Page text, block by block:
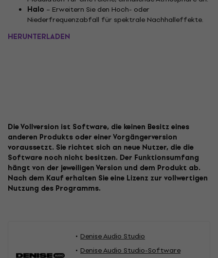
Halo – Erweitern Sie den Hoch- oder
Niederfrequenzabfall für spektrale Nachhalleffekte.
HERUNTERLADEN
Die Vollversion ist Software, die keinen Besitz eines
anderen Produkts oder einer Vorgängerversion
voraussetzt. Sie richtet sich an neue Nutzer, die die
Software noch nicht besitzen. Der Funktionsumfang
hängt von der jeweiligen Version und dem Produkt ab.
Nach dem Kauf erhalten Sie eine Lizenz zur vollwertigen
Nutzung des Programms.
Denise Audio Studio
Denise Audio Studio-Software